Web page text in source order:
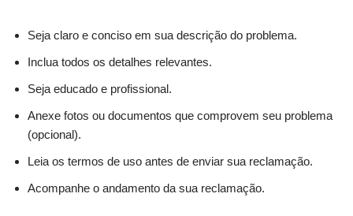
Seja claro e conciso em sua descrição do problema.
Inclua todos os detalhes relevantes.
Seja educado e profissional.
Anexe fotos ou documentos que comprovem seu problema
(opcional).
Leia os termos de uso antes de enviar sua reclamação.
Acompanhe o andamento da sua reclamação.